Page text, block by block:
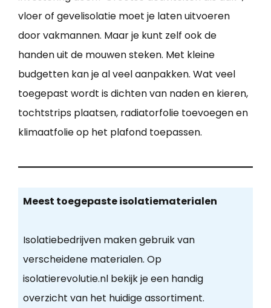
vloer of gevelisolatie moet je laten uitvoeren
door vakmannen. Maar je kunt zelf ook de
handen uit de mouwen steken. Met kleine
budgetten kan je al veel aanpakken. Wat veel
toegepast wordt is dichten van naden en kieren,
tochtstrips plaatsen, radiatorfolie toevoegen en
klimaatfolie op het plafond toepassen.
Meest toegepaste isolatiematerialen
Isolatiebedrijven maken gebruik van
verscheidene materialen. Op
isolatierevolutie.nl bekijk je een handig
overzicht van het huidige assortiment.